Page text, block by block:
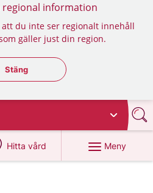
regional information
du inte ser regionalt innehåll
gäller just din region.
Stäng regionsväljaren
Stäng
Hitta vård
på 1177.se
Meny